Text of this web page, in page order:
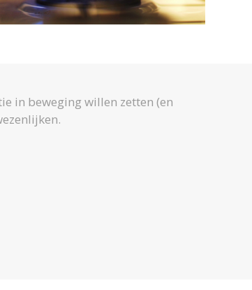
in beweging willen zetten (en